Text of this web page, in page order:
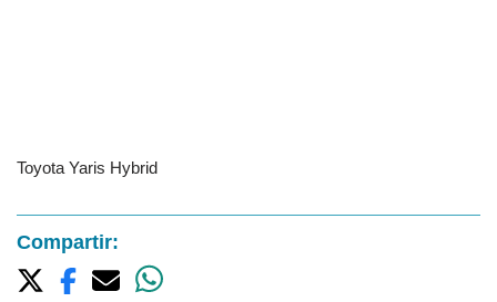
Toyota Yaris Hybrid
Compartir: